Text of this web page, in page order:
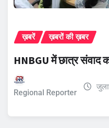
ख़बरें ख़बरों की ख़बर
HNBGU में छात्र संवाद
Regional Reporter